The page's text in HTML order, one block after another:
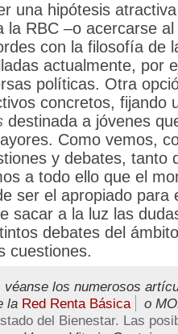
una hipótesis
la RBC –o acercarse
con la filosofía de
actualmente, por
políticas. Otra
concretos, fijando
destinada a jóvenes
Como vemos,
y debates, tanto
a todo ello que el
ser el apropiado para
sacar a la luz las
debates del
cuestiones.
los numerosos
la Red Renta Básica
o
del Bienestar. Las